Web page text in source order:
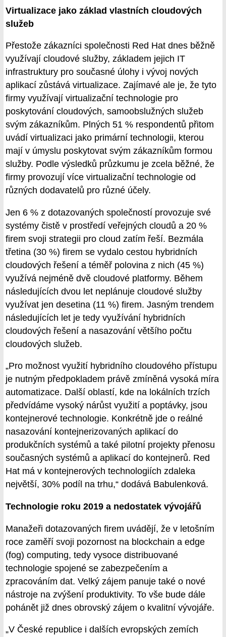
Virtualizace jako základ vlastních cloudových
služeb
Přestože zákazníci společnosti Red Hat dnes běžně
využívají cloudové služby, základem jejich IT
infrastruktury pro současné úlohy i vývoj nových
aplikací zůstává virtualizace. Zajímavé ale je, že tyto
firmy využívají virtualizační technologie pro
poskytování cloudových, samoobslužných služeb
svým zákazníkům. Plných 51 % respondentů přitom
uvádí virtualizaci jako primární technologii, kterou
mají v úmyslu poskytovat svým zákazníkům formou
služby. Podle výsledků průzkumu je zcela běžné, že
firmy provozují více virtualizační technologie od
různých dodavatelů pro různé účely.
Jen 6 % z dotazovaných společností provozuje své
systémy čistě v prostředí veřejných cloudů a 20 %
firem svoji strategii pro cloud zatím řeší. Bezmála
třetina (30 %) firem se vydalo cestou hybridních
cloudových řešení a téměř polovina z nich (45 %)
využívá nejméně dvě cloudové platformy. Během
následujících dvou let neplánuje cloudové služby
využívat jen desetina (11 %) firem. Jasným trendem
následujících let je tedy využívání hybridních
cloudových řešení a nasazování většího počtu
cloudových služeb.
„Pro možnost využití hybridního cloudového přístupu
je nutným předpokladem právě zmíněná vysoká míra
automatizace. Další oblastí, kde na lokálních trzích
předvídáme vysoký nárůst využití a poptávky, jsou
kontejnerové technologie. Konkrétně jde o reálné
nasazování kontejnerizovaných aplikací do
produkčních systémů a také pilotní projekty přenosu
současných systémů a aplikací do kontejnerů. Red
Hat má v kontejnerových technologiích zdaleka
největší, 30% podíl na trhu,“ dodává Babulenková.
Technologie roku 2019 a nedostatek vývojářů
Manažeři dotazovaných firem uvádějí, že v letošním
roce zaměří svoji pozornost na blockchain a edge
(fog) computing, tedy vysoce distribuované
technologie spojené se zabezpečením a
zpracováním dat. Velký zájem panuje také o nové
nástroje na zvýšení produktivity. To vše bude dále
pohánět již dnes obrovský zájem o kvalitní vývojáře.
„V České republice i dalších evropských zemích